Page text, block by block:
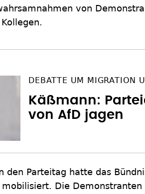
von
DEBATTE UM MIGRATION
Käßmann:
von AfD jagen
den Parteitag hatte das
mobilisiert. Die